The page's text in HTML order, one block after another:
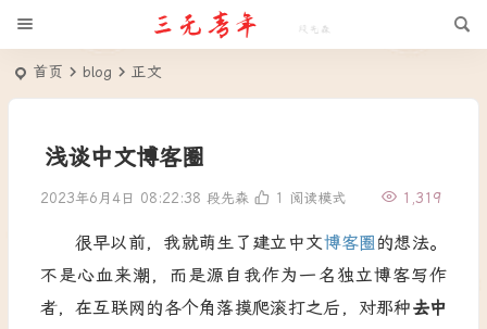
首页 blog 正文
浅谈中文博客圈
2023年6月4日 08:22:38 段先森 1,319
1 阅读模式
很早以前，我就萌生了建立中文博客圈 的想法。
不是心血来潮，而是源自我作为一名独立博客写作
者，在互联网的各个角落摸爬滚打之后，对那种去中